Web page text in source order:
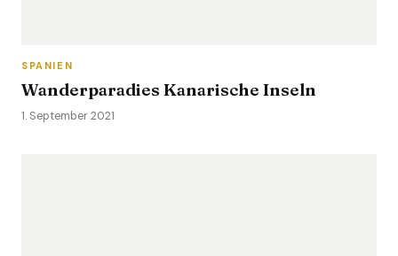
SPANIEN
Wanderparadies Kanarische Inseln
1. September 2021